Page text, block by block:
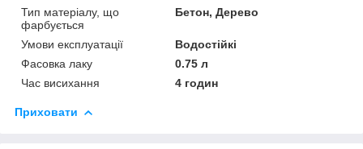
Тип матеріалу, що
фарбується
Бетон, Дерево
Умови експлуатації
Водостійкі
Фасовка лаку
0.75 л
Час висихання
4 годин
Приховати